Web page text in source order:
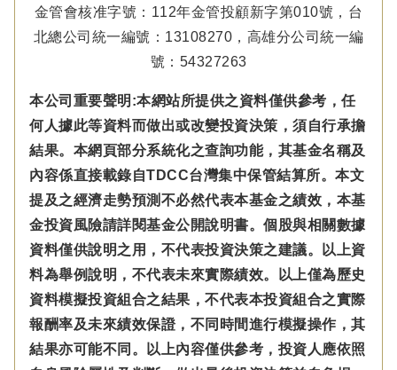
金管會核准字號：112年金管投顧新字第010號，台
北總公司統一編號：13108270，高雄分公司統一編
號：54327263
本公司重要聲明:本網站所提供之資料僅供參考，任
何人據此等資料而做出或改變投資決策，須自行承擔
結果。本網頁部分系統化之查詢功能，其基金名稱及
內容係直接載錄自TDCC台灣集中保管結算所。本文
提及之經濟走勢預測不必然代表本基金之績效，本基
金投資風險請詳閱基金公開說明書。個股與相關數據
資料僅供說明之用，不代表投資決策之建議。以上資
料為舉例說明，不代表未來實際績效。以上僅為歷史
資料模擬投資組合之結果，不代表本投資組合之實際
報酬率及未來績效保證，不同時間進行模擬操作，其
結果亦可能不同。以上內容僅供參考，投資人應依照